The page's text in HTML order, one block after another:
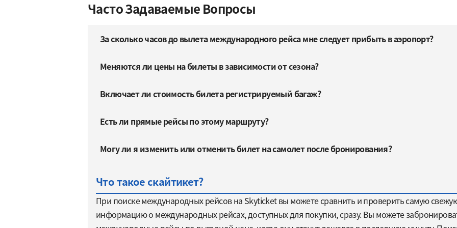
Часто Задаваемые Вопросы
За сколько часов до вылета международного рейса мне следует прибыть в аэропорт?
Меняются ли цены на билеты в зависимости от сезона?
Включает ли стоимость билета регистрируемый багаж?
Есть ли прямые рейсы по этому маршруту?
Могу ли я изменить или отменить билет на самолет после бронирования?
Что такое скайтикет?
При поиске международных рейсов на Skyticket вы можете сравнить и проверить самую
информацию о международных рейсах, доступных для покупки, сразу. Вы можете